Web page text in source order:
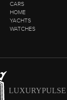
CARS
HOME
YACHTS
WATCHES
LUXURYPULSE